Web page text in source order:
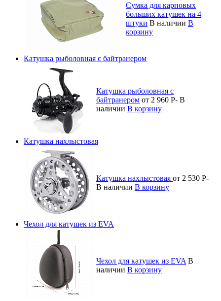
Сумка для карповых
больших катушек на 4
штуки В наличии В
корзину
Катушка рыболовная с байтранером
Катушка рыболовная с
байтранером от 2 960 Р- В
наличии В корзину
Катушка нахлыстовая
Катушка нахлыстовая от 2 530 Р-
В наличии В корзину
Чехол для катушек из EVA
Чехол для катушек из EVA В
наличии В корзину